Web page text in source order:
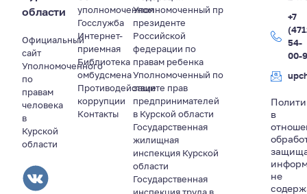
области
Официальный
сайт
Уполномоченного
по
правам
человека
в
Курской
области
уполномоченном
Госслужба
Интернет-
приемная
Библиотека
омбудсмена
Противодействие
коррупции
Контакты
Уполномоченный пр
президенте
Российской
федерации по
правам ребенка
Уполномоченный по
защите прав
предпринимателей
в Курской области
Государственная
жилищная
инспекция Курской
области
Государственная
+7
54-
00-
в
не